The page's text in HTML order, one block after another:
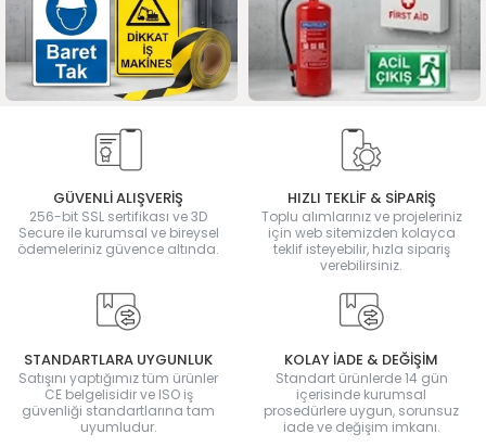
GÜVENLİ ALIŞVERİŞ
256-bit SSL sertifikası ve 3D
Secure ile kurumsal ve bireysel
ödemeleriniz güvence altında.
HIZLI TEKLİF & SİPARİŞ
Toplu alımlarınız ve projeleriniz
için web sitemizden kolayca
teklif isteyebilir, hızla sipariş
verebilirsiniz.
STANDARTLARA UYGUNLUK
Satışını yaptığımız tüm ürünler
CE belgelisidir ve ISO iş
güvenliği standartlarına tam
uyumludur.
KOLAY İADE & DEĞİŞİM
Standart ürünlerde 14 gün
içerisinde kurumsal
prosedürlere uygun, sorunsuz
iade ve değişim imkanı.